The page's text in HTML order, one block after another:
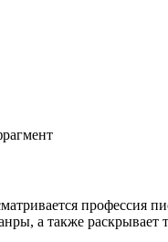
профессия
а также